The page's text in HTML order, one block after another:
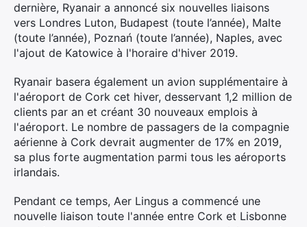
dernière, Ryanair a annoncé six nouvelles liaisons
vers Londres Luton, Budapest (toute l’année), Malte
(toute l’année), Poznań (toute l’année), Naples, avec
l'ajout de Katowice à l'horaire d'hiver 2019.
Ryanair basera également un avion supplémentaire à
l'aéroport de Cork cet hiver, desservant 1,2 million de
clients par an et créant 30 nouveaux emplois à
l'aéroport. Le nombre de passagers de la compagnie
aérienne à Cork devrait augmenter de 17% en 2019,
sa plus forte augmentation parmi tous les aéroports
irlandais.
Pendant ce temps, Aer Lingus a commencé une
nouvelle liaison toute l'année entre Cork et Lisbonne